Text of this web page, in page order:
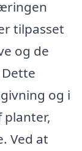
tilpasset
og de
og i
Ved at